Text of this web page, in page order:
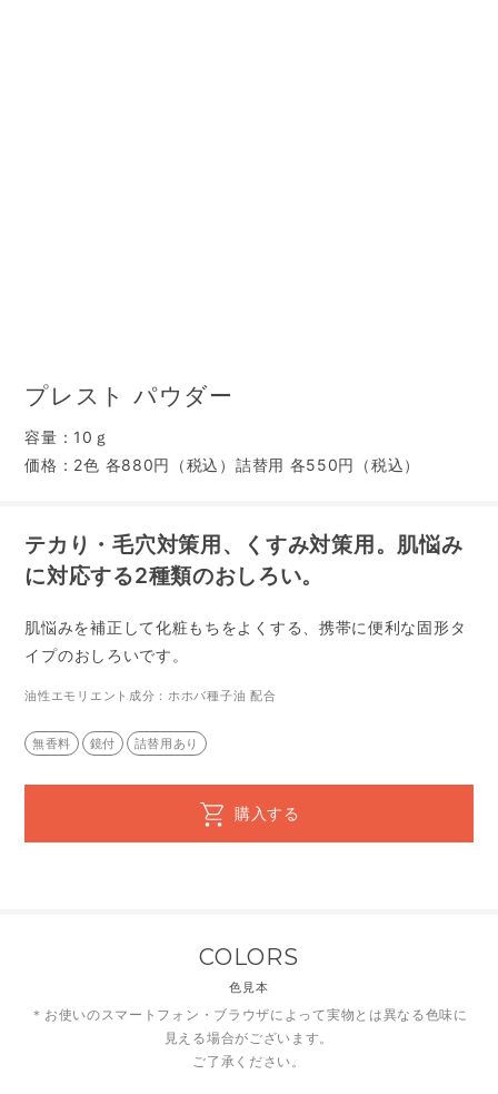
プレスト パウダー
容量：10ｇ
価格：2色 各880円（税込）詰替用 各550円（税込）
テカり・毛穴対策用、くすみ対策用。肌悩み
に対応する2種類のおしろい。
肌悩みを補正して化粧もちをよくする、携帯に便利な固形タ
イプのおしろいです。
油性エモリエント成分：ホホバ種子油 配合
無香料 鏡付 詰替用あり
購入する
COLORS
色見本
＊お使いのスマートフォン・ブラウザによって実物とは異なる色味に
見える場合がございます。
ご了承ください。